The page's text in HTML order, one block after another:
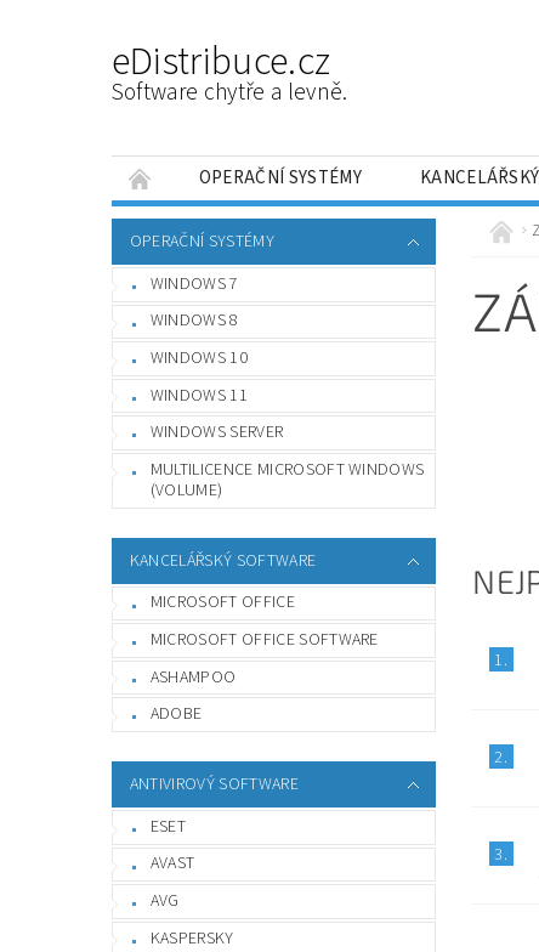
eDistribuce.cz
Software chytře a levně.
OPERAČNÍ SYSTÉMY
PRÁCE SE SOUBORY
OPTIMALIZACE A
NÁVODY
JAK FUNGUJÍ DRUHOTNÉ LICENCE
OPERAČNÍ SYSTÉMY
WINDOWS 7
WINDOWS 8
WINDOWS 10
WINDOWS 11
WINDOWS SERVER
MULTILICENCE MICROSOFT WINDOWS
(VOLUME)
KANCELÁŘSKÝ SOFTWARE
MICROSOFT OFFICE
MICROSOFT OFFICE SOFTWARE
ASHAMPOO
ADOBE
ANTIVIROVÝ SOFTWARE
ESET
AVAST
AVG
KASPERSKY
1.
2.
3.